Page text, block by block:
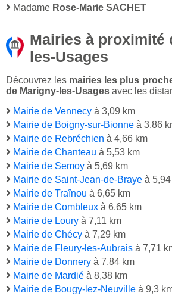
Madame Rose-Marie SACHET
Mairies à proximité
les-Usages
Découvrez les mairies les plus
de Marigny-les-Usages avec les
Mairie de Vennecy à 3,09 km
Mairie de Boigny-sur-Bionne à 3,86
Mairie de Rebréchien à 4,66 km
Mairie de Chanteau à 5,53 km
Mairie de Semoy à 5,69 km
Mairie de Saint-Jean-de-Braye à
Mairie de Traînou à 6,65 km
Mairie de Combleux à 6,65 km
Mairie de Loury à 7,11 km
Mairie de Chécy à 7,29 km
Mairie de Fleury-les-Aubrais à 7,71
Mairie de Donnery à 7,84 km
Mairie de Mardié à 8,38 km
Mairie de Bougy-lez-Neuville à 9,3